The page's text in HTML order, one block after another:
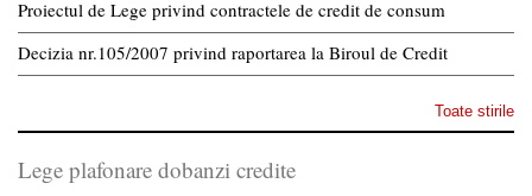
Proiectul de Lege privind contractele de credit de consum
Decizia nr.105/2007 privind raportarea la Biroul de Credit
Toate stirile
Lege plafonare dobanzi credite